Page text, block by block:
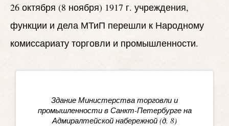
26 октября (8 ноября) 1917 г. учреждения,
функции и дела МТиП перешли к Народному
комиссариату торговли и промышленности.
Здание Министерства торговли и
промышленности в Санкт-Петербурге на
Адмиралтейской набережной (д. 8)